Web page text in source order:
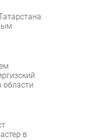
области
в